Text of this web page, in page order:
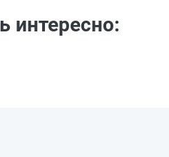
интересно: